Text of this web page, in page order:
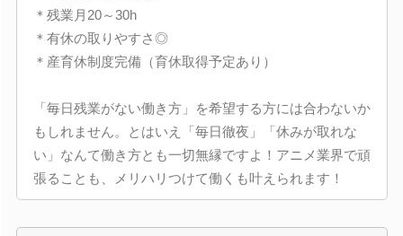
＊残業月20～30h
＊有休の取りやすさ◎
＊産育休制度完備（育休取得予定あり）
「毎日残業がない働き方」を希望する方には合わないか
もしれません。とはいえ「毎日徹夜」「休みが取れな
い」なんて働き方とも一切無縁ですよ！アニメ業界で頑
張ることも、メリハリつけて働くも叶えられます！